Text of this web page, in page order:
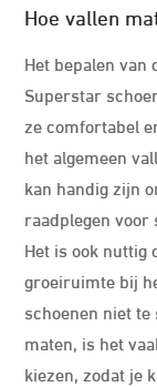
Hoe vallen
Het bepalen van
Superstar
ze comfortabel
het algemeen
kan handig zijn
raadplegen voor
Het is ook nuttig
groeiruimte bij
schoenen niet
maten, is het
kiezen, zodat je